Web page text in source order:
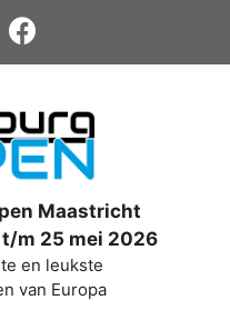
Maastricht
m 25 mei 2026
en leukste
van Europa